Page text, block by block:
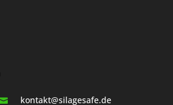
kontakt@silagesafe.de